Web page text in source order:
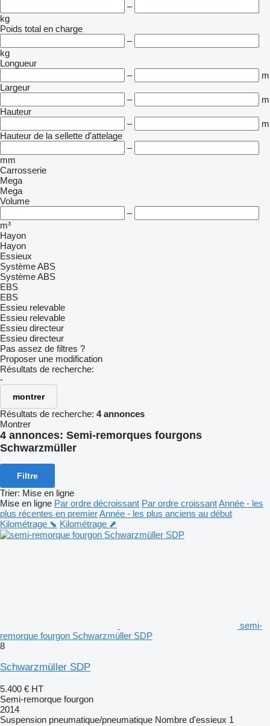
–
kg
Poids total en charge
–
kg
Longueur
–
m
Largeur
–
m
Hauteur
–
m
Hauteur de la sellette d'attelage
–
mm
Carrosserie
Mega
Mega
Volume
–
m³
Hayon
Hayon
Essieux
Système ABS
Système ABS
EBS
EBS
Essieu relevable
Essieu relevable
Essieu directeur
Essieu directeur
Pas assez de filtres ?
Proposer une modification
Résultats de recherche:
-
montrer
Résultats de recherche: 4 annonces
Montrer
4 annonces: Semi-remorques fourgons
Schwarzmüller
Filtre
Trier: Mise en ligne
Mise en ligne Par ordre décroissant Par ordre croissantAnnée - les
plus récentes en premierAnnée - les plus anciens au début
Kilométrage ⬊ Kilométrage ⬈
semi-
remorque fourgon Schwarzmüller SDP
8
Schwarzmüller SDP
5.400 € HT
Semi-remorque fourgon
2014
Suspension pneumatique/pneumatique Nombre d'essieux 1